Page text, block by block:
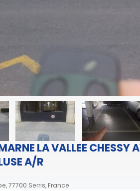
LA VALLEE CHESSY
A/R
77700 Serris, France